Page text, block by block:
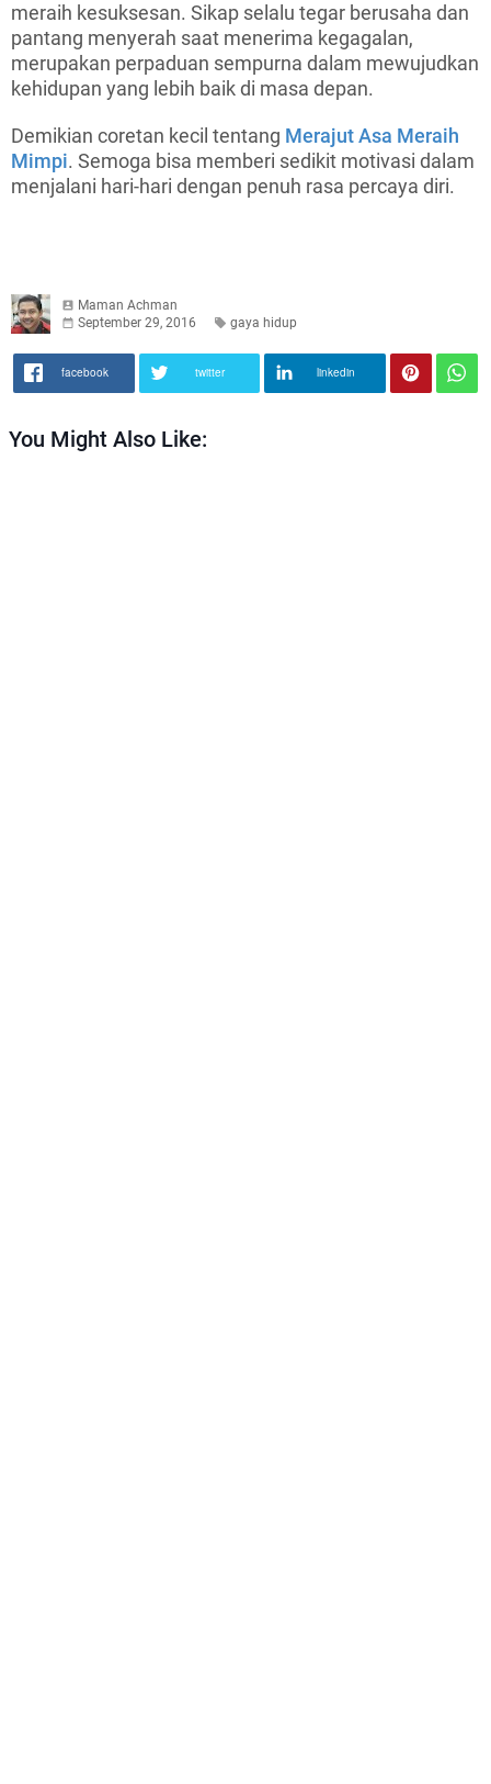
meraih kesuksesan. Sikap selalu tegar berusaha dan
pantang menyerah saat menerima kegagalan,
merupakan perpaduan sempurna dalam mewujudkan
kehidupan yang lebih baik di masa depan.
Demikian coretan kecil tentang Merajut Asa Meraih
Mimpi. Semoga bisa memberi sedikit motivasi dalam
menjalani hari-hari dengan penuh rasa percaya diri.
Maman Achman
September 29, 2016
gaya hidup
facebook twitter linkedin
You Might Also Like: